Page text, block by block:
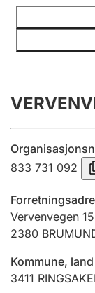
Registrere,
Innsending
Tinglysing
Jeger
Opplysninger
833 731 092
Vervenvegen 15
2380
Kommune, land
3411